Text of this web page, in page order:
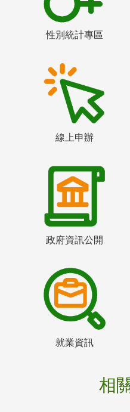
性別統計專區
線上申辦
政府資訊公開
就業資訊
相